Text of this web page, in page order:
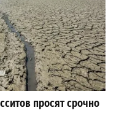
просят срочно